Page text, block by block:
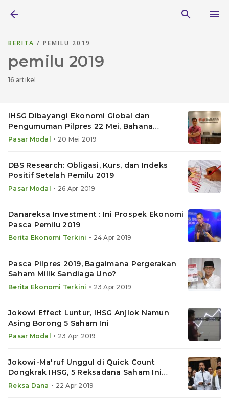
BERITA / PEMILU 2019
pemilu 2019
16 artikel
IHSG Dibayangi Ekonomi Global dan
Pengumuman Pilpres 22 Mei, Bahana
Sarankan Ini
Pasar Modal • 20 Mei 2019
DBS Research: Obligasi, Kurs, dan Indeks
Positif Setelah Pemilu 2019
Pasar Modal • 26 Apr 2019
Danareksa Investment : Ini Prospek Ekonomi
Pasca Pemilu 2019
Berita Ekonomi Terkini • 24 Apr 2019
Pasca Pilpres 2019, Bagaimana Pergerakan
Saham Milik Sandiaga Uno?
Berita Ekonomi Terkini • 23 Apr 2019
Jokowi Effect Luntur, IHSG Anjlok Namun
Asing Borong 5 Saham Ini
Pasar Modal • 23 Apr 2019
Jokowi-Ma'ruf Unggul di Quick Count
Dongkrak IHSG, 5 Reksadana Saham Ini
Jawara
Reksa Dana • 22 Apr 2019